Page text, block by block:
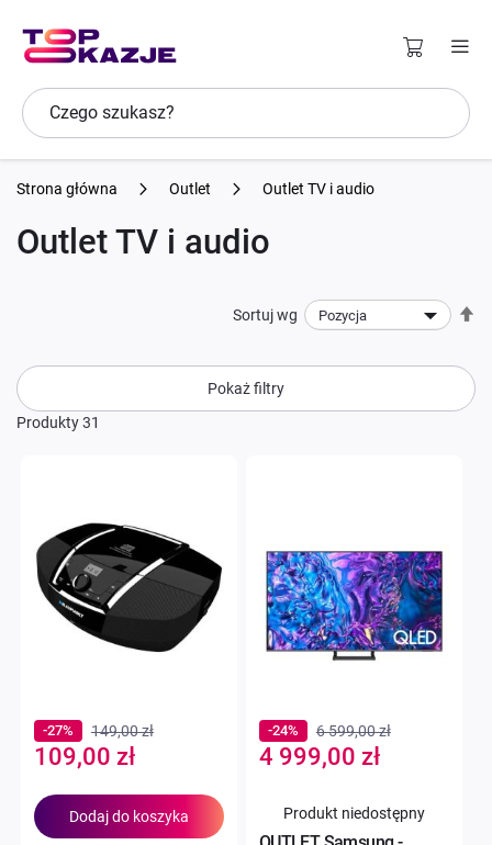
Strona główna Outlet Outlet TV i audio
Outlet TV i audio
Produkty31
Sortuj wg
Special
Price
109,00 zł
-27% 149,00 zł
Dodaj do koszyka
Special
Price
4 999,00 zł
-24% 6 599,00 zł
Produkt niedostępny
Pokaż filtry